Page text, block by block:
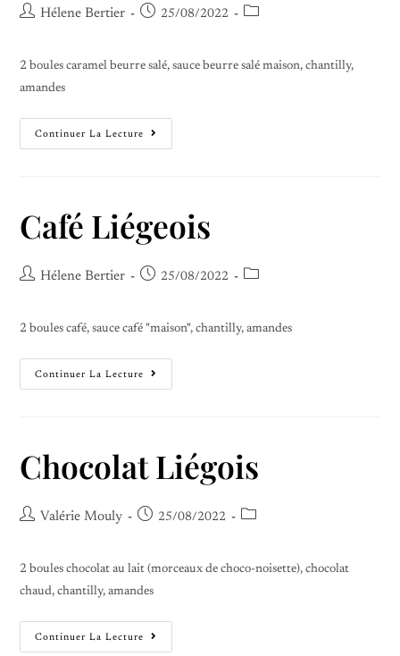
Hélene Bertier 25/08/2022
2 boules caramel beurre salé, sauce beurre salé maison, chantilly,
amandes
Continuer La Lecture
Café Liégeois
Hélene Bertier 25/08/2022
2 boules café, sauce café "maison", chantilly, amandes
Continuer La Lecture
Chocolat Liégois
Valérie Mouly 25/08/2022
2 boules chocolat au lait (morceaux de choco-noisette), chocolat
chaud, chantilly, amandes
Continuer La Lecture